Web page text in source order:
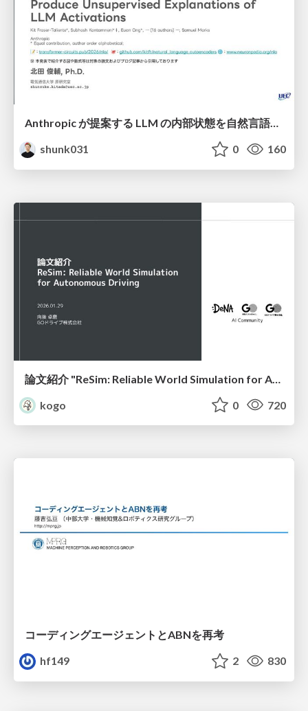
Anthropic が提案する LLM の内部状態を自然言語で説明可能にした Natural Language Autoencoders / Natural Language Autoencoders Produce Unsupervised Explanations of LLM Activations
shunk031
0 160
kogo
0 720
コーディングエージェントとABNを再考
hf149
2 830